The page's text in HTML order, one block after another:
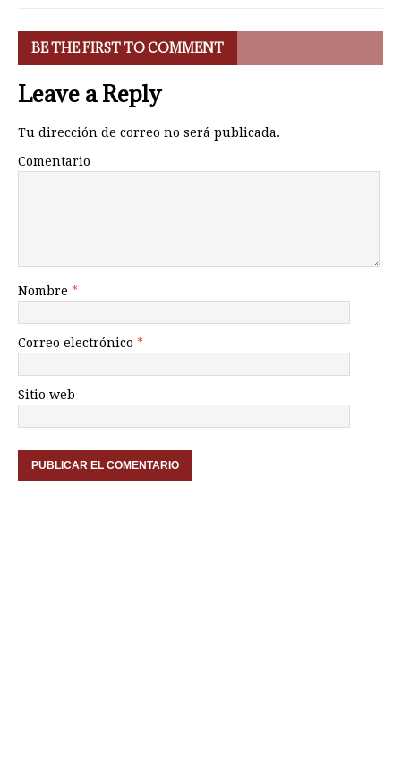
BE THE FIRST TO COMMENT
Leave a Reply
Tu dirección de correo no será publicada.
Comentario
Nombre *
Correo electrónico *
Sitio web